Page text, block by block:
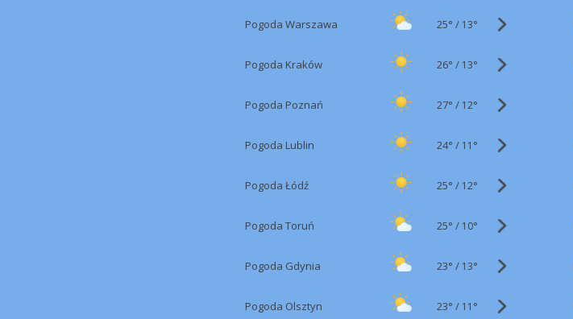
Pogoda Warszawa 25° / 13°
Pogoda Kraków 26° / 13°
Pogoda Poznań 27° / 12°
Pogoda Lublin 24° / 11°
Pogoda Łódź 25° / 12°
Pogoda Toruń 25° / 10°
Pogoda Gdynia 23° / 13°
Pogoda Olsztyn 23° / 11°